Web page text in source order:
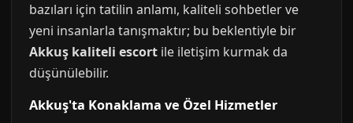
bazıları için tatilin anlamı, kaliteli sohbetler ve
yeni insanlarla tanışmaktır; bu beklentiyle bir
Akkuş kaliteli escort ile iletişim kurmak da
düşünülebilir.
Akkuş'ta Konaklama ve Özel Hizmetler